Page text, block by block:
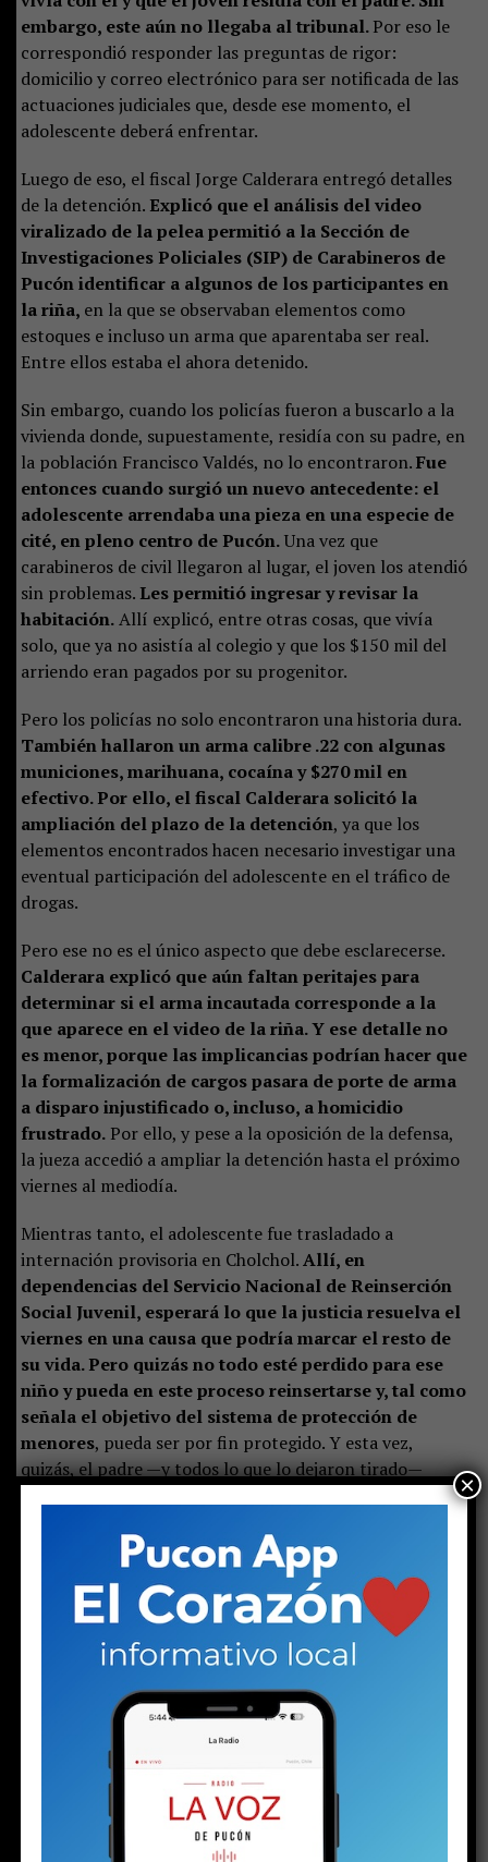
embargo, este aún no llegaba al tribunal.Por eso le
correspondió responder las preguntas de rigor:
domicilio y correo electrónico para ser notificada de las
actuaciones judiciales que, desde ese momento, el
adolescente deberá enfrentar.
Luego de eso, el fiscal Jorge Calderara entregó detalles
de la detención. Explicó que el análisis del video
viralizado de la pelea permitió a la Sección de
Investigaciones Policiales (SIP) de Carabineros de
Pucón identificar a algunos de los participantes en
la riña, en la que se observaban elementos como
estoques e incluso un arma que aparentaba ser real.
Entre ellos estaba el ahora detenido.
Sin embargo, cuando los policías fueron a buscarlo a la
vivienda donde, supuestamente, residía con su padre, en
la población Francisco Valdés, no lo encontraron.Fue
entonces cuando surgió un nuevo antecedente: el
adolescente arrendaba una pieza en una especie de
cité, en pleno centro de Pucón.Una vez que
carabineros de civil llegaron al lugar, el joven los atendió
sin problemas. Les permitió ingresar y revisar la
habitación.Allí explicó, entre otras cosas, que vivía
solo, que ya no asistía al colegio y que los $150 mil del
arriendo eran pagados por su progenitor.
Pero los policías no solo encontraron una historia dura.
También hallaron un arma calibre .22 con algunas
municiones, marihuana, cocaína y $270 mil en
efectivo. Por ello, el fiscal Calderara solicitó la
ampliación del plazo de la detención, ya que los
elementos encontrados hacen necesario investigar una
eventual participación del adolescente en el tráfico de
drogas.
Pero ese no es el único aspecto que debe esclarecerse.
Calderara explicó que aún faltan peritajes para
determinar si el arma incautada corresponde a la
que aparece en el video de la riña. Y ese detalle no
es menor, porque las implicancias podrían hacer que
la formalización de cargos pasara de porte de arma
a disparo injustificado o, incluso, a homicidio
frustrado.Por ello, y pese a la oposición de la defensa,
la jueza accedió a ampliar la detención hasta el próximo
viernes al mediodía.
Mientras tanto, el adolescente fue trasladado a
internación provisoria en Cholchol.Allí, en
dependencias del Servicio Nacional de Reinserción
Social Juvenil, esperará lo que la justicia resuelva el
viernes en una causa que podría marcar el resto de
su vida. Pero quizás no todo esté perdido para ese
niño y pueda en este proceso reinsertarse y, tal como
señala el objetivo del sistema de protección de
menores, pueda ser por fin protegido. Y esta vez,
quizás, el padre —y todos lo que lo dejaron tirado—
Apoya el periodismo local e independiente
haciéndote socio de La Voz de Pucón)
Share this:
Facebook X
×